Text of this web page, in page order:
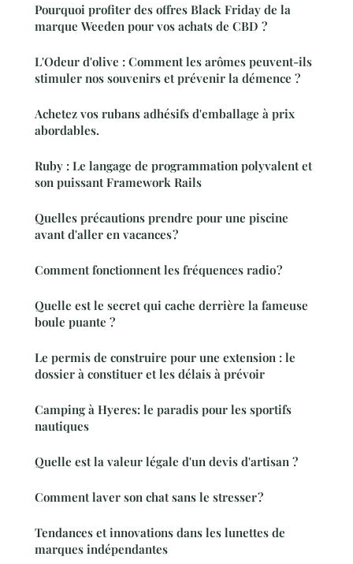
Pourquoi profiter des offres Black Friday de la
marque Weeden pour vos achats de CBD ?
L'Odeur d'olive : Comment les arômes peuvent-ils
stimuler nos souvenirs et prévenir la démence ?
Achetez vos rubans adhésifs d'emballage à prix
abordables.
Ruby : Le langage de programmation polyvalent et
son puissant Framework Rails
Quelles précautions prendre pour une piscine
avant d'aller en vacances ?
Comment fonctionnent les fréquences radio ?
Quelle est le secret qui cache derrière la fameuse
boule puante ?
Le permis de construire pour une extension : le
dossier à constituer et les délais à prévoir
Camping à Hyeres: le paradis pour les sportifs
nautiques
Quelle est la valeur légale d'un devis d'artisan ?
Comment laver son chat sans le stresser ?
Tendances et innovations dans les lunettes de
marques indépendantes